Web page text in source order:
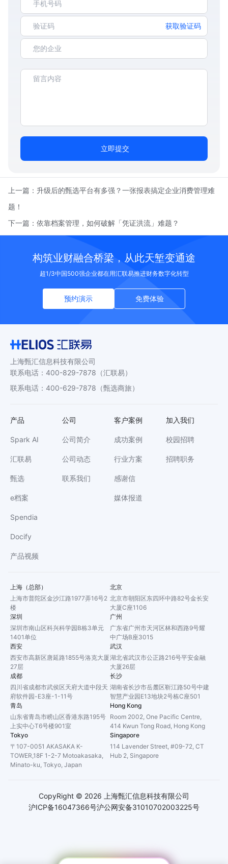
获取验证码
立即提交
上一篇： 升级后的甄选平台有多强？一张报表搞定企业消费管理难
题！
下一篇： 依靠档案管理，如何破解「凭证洪流」难题？
构筑业财融合桥梁，从此天堑变通途
超1/3中国500强企业都在用汇联易推进财务数字化转型
预约演示 免费体验
上海甄汇信息科技有限公司
联系电话 ： 400-829-7878 （汇联易）
联系电话 ： 400-629-7878 （甄选商旅）
产品
Spark AI
汇联易
甄选
e档案
Spendia
Docify
产品视频
公司
公司简介
公司动态
联系我们
客户案例
成功案例
行业方案
感谢信
媒体报道
加入我们
校园招聘
招聘职务
上海（总部）
上海市普陀区金沙江路1977弄16号2
楼
北京
北京市朝阳区东四环中路82号金长安
大厦C座1106
深圳
深圳市南山区科兴科学园B栋3单元
1401单位
广州
广东省广州市天河区林和西路9号耀
中广场B座3015
西安
西安市高新区唐延路1855号洛克大厦
27层
武汉
湖北省武汉市公正路216号平安金融
大厦26层
成都
四川省成都市武侯区天府大道中段天
府软件园-E3座-1-11号
长沙
湖南省长沙市岳麓区靳江路50号中建
智慧产业园E13地块2号栋C座501
青岛
山东省青岛市崂山区香港东路195号
上实中心T6号楼901室
Hong Kong
Room 2002, One Pacific Centre,
414 Kwun Tong Road, Hong Kong
Tokyo
〒107-0051 AKASAKA K-
TOWER,18F 1-2-7 Motoakasaka,
Minato-ku, Tokyo, Japan
Singapore
114 Lavender Street, #09-72, CT
Hub 2, Singapore
沪ICP备16047366号沪公网安备31010702003225号
CopyRight © 2026 上海甄汇信息科技有限公司